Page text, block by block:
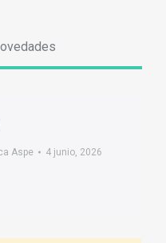
Aspe 4 junio, 2026